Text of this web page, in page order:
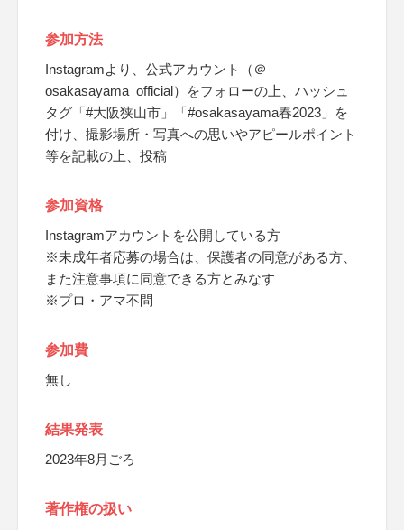
参加方法
Instagramより、公式アカウント（＠
osakasayama_official）をフォローの上、ハッシュ
タグ「#大阪狭山市」「#osakasayama春2023」を
付け、撮影場所・写真への思いやアピールポイント
等を記載の上、投稿
参加資格
Instagramアカウントを公開している方
※未成年者応募の場合は、保護者の同意がある方、
また注意事項に同意できる方とみなす
※プロ・アマ不問
参加費
無し
結果発表
2023年8月ごろ
著作権の扱い